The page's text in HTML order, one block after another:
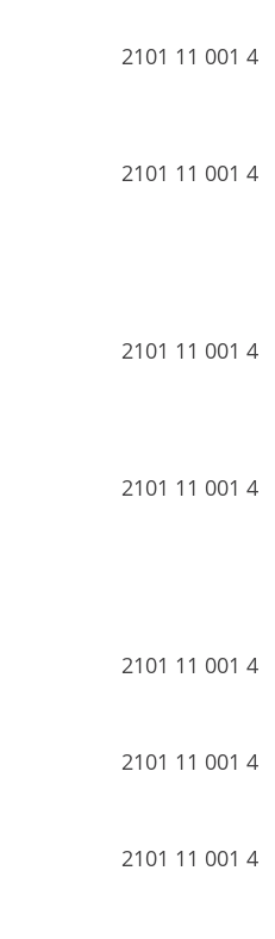
2101 11 001 4
2101 11 001 4
2101 11 001 4
2101 11 001 4
2101 11 001 4
2101 11 001 4
2101 11 001 4